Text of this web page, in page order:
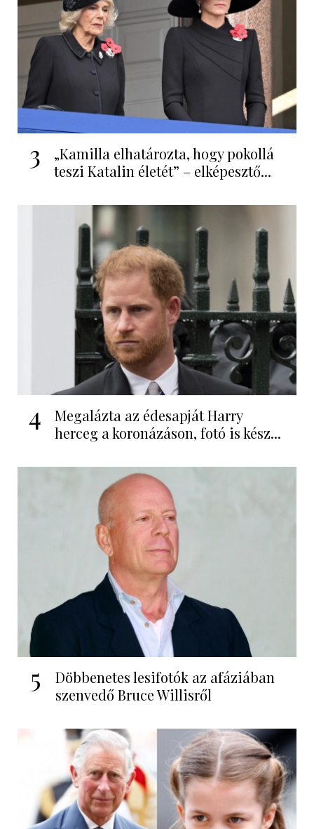
3
„Kamilla elhatározta, hogy pokollá
teszi Katalin életét” – elképesztő...
4
Megalázta az édesapját Harry
herceg a koronázáson, fotó is kész...
5
Döbbenetes lesifotók az afáziában
szenvedő Bruce Willisről